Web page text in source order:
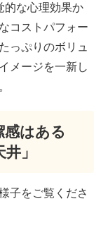
的な心理効果か
コストパフォー
っぷりのボリュ
メージを一新し
感はある
」
子をご覧くださ